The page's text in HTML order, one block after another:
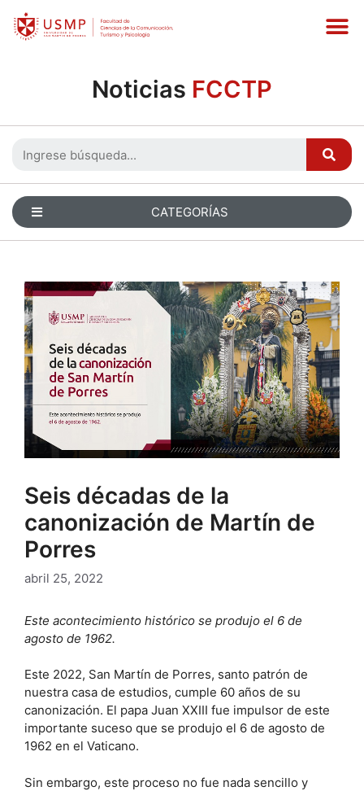
Noticias FCCTP
CATEGORÍAS
Seis décadas de la
canonización de Martín de
Porres
abril 25, 2022
Este acontecimiento histórico se produjo el 6 de
agosto de 1962.
Este 2022, San Martín de Porres, santo patrón de
nuestra casa de estudios, cumple 60 años de su
canonización. El papa Juan XXIII fue impulsor de este
importante suceso que se produjo el 6 de agosto de
1962 en el Vaticano.
Sin embargo, este proceso no fue nada sencillo y